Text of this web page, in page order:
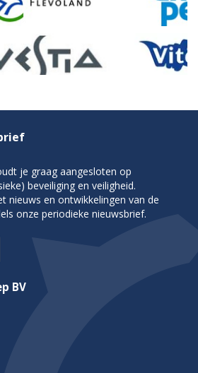
beveiliging en veiligheid.
nieuws en ontwikkelingen van de
onze periodieke nieuwsbrief.